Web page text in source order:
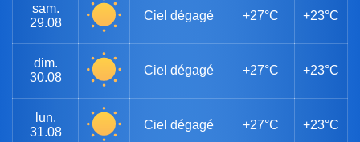
sam.
29.08
Ciel dégagé +27°C +23°C
dim.
30.08
Ciel dégagé +27°C +23°C
lun.
31.08
Ciel dégagé +27°C +23°C